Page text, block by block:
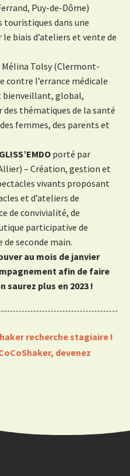
Puy-de-Dôme)
touristiques dans une
biais d’ateliers et vente de
Tolsy (Clermont-
contre l’errance médicale
bienveillant, global,
thématiques de la santé
femmes, des parents et
porté par
– Création, gestion et
vivants proposant
et d’ateliers de
de convivialité, de
participative de
seconde main.
au mois de janvier
afin de faire
saurez plus en 2023 !
recherche stagiaire !
devenez